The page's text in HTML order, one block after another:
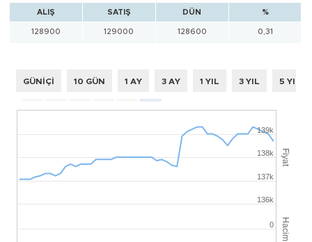
ALIŞ SATIŞ DÜN %
128900 129000 128600 0,31
GÜNİÇİ 10 GÜN 1 AY 3 AY 1 YIL 3 YIL 5 YIL
Fiyat
Hacim
136k
137k
138k
139k
0